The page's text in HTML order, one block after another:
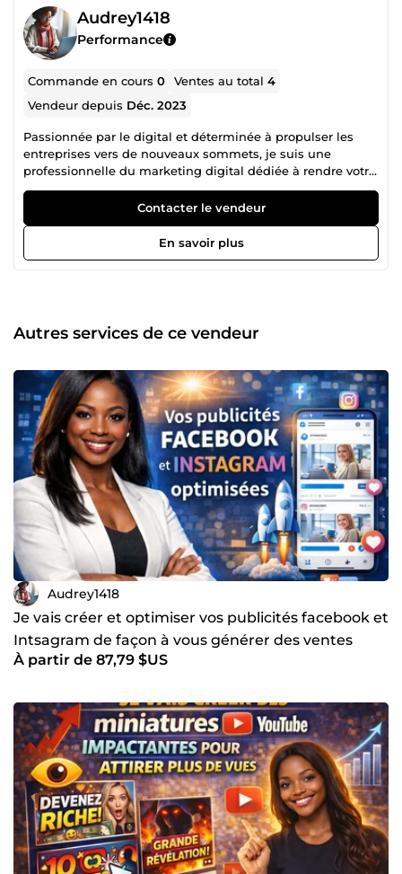
Audrey1418
Performance
Commande en cours0 Ventes au total4
Vendeur depuis Déc. 2023
Passionnée par le digital et déterminée à propulser les
entreprises vers de nouveaux sommets, je suis une
professionnelle du marketing digital dédiée à rendre votre
entreprise incontournable dans l'univers en ligne.
Contacter le vendeur
En savoir plus
Autres services de ce vendeur
Audrey1418
Je vais créer et optimiser vos publicités facebook et
Intsagram de façon à vous générer des ventes
À partir de 87,79 $US